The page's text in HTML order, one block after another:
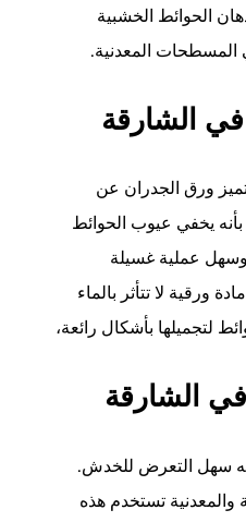
الحوائط الخشبية
المسطحات المعدنية.
الشارقة
ورق الجدران عن
بأنه يخفي عيوب الحوائط
عملية غسيلة
ورقية لا تتأثر بالماء
لتجميلها بأشكال رائعة،
الشارقة
سهل التعرض للخدش.
والمعدنية تستخدم هذه